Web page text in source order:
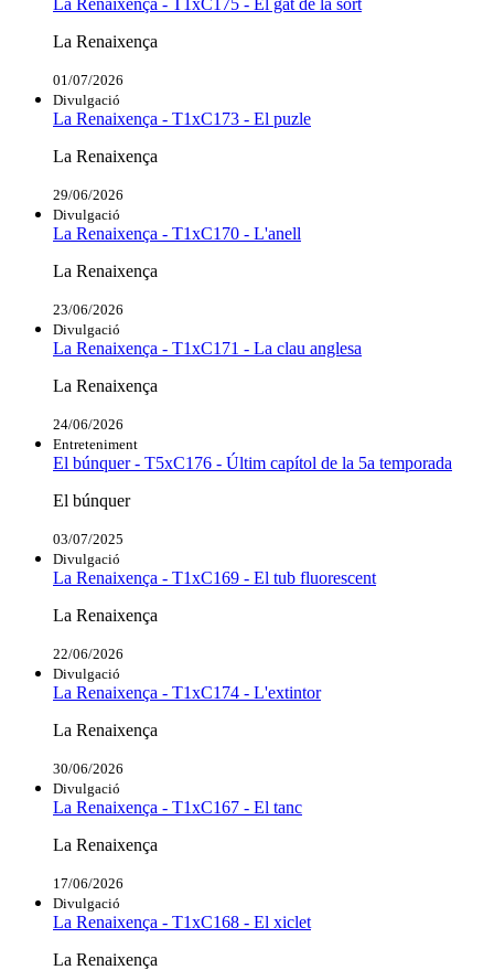
La Renaixença
01/07/2026
Divulgació
La Renaixença - T1xC173 - El puzle
La Renaixença
29/06/2026
Divulgació
La Renaixença - T1xC170 - L'anell
La Renaixença
23/06/2026
Divulgació
La Renaixença - T1xC171 - La clau anglesa
La Renaixença
24/06/2026
Entreteniment
El búnquer - T5xC176 - Últim capítol de la 5a temporada
El búnquer
03/07/2025
Divulgació
La Renaixença - T1xC169 - El tub fluorescent
La Renaixença
22/06/2026
Divulgació
La Renaixença - T1xC174 - L'extintor
La Renaixença
30/06/2026
Divulgació
La Renaixença - T1xC167 - El tanc
La Renaixença
17/06/2026
Divulgació
La Renaixença - T1xC168 - El xiclet
La Renaixença